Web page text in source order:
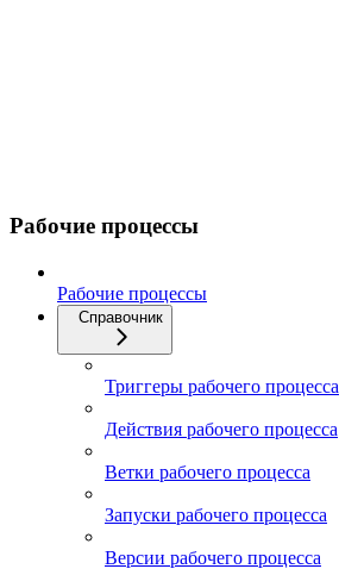
Рабочие процессы
Рабочие процессы
Справочник
Триггеры рабочего процесса
Действия рабочего процесса
Ветки рабочего процесса
Запуски рабочего процесса
Версии рабочего процесса